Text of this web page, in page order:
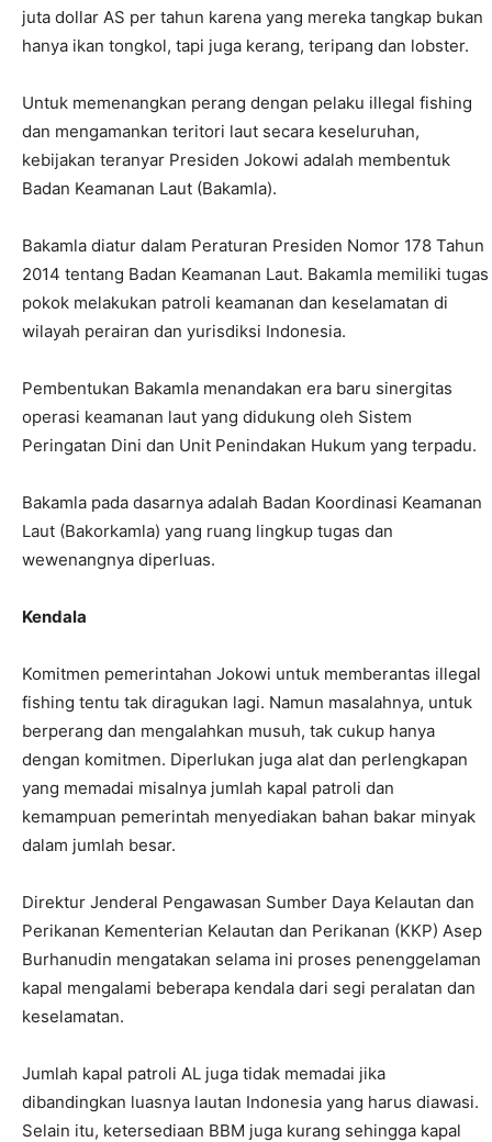
juta dollar AS per tahun karena yang mereka tangkap bukan
hanya ikan tongkol, tapi juga kerang, teripang dan lobster.
Untuk memenangkan perang dengan pelaku illegal fishing
dan mengamankan teritori laut secara keseluruhan,
kebijakan teranyar Presiden Jokowi adalah membentuk
Badan Keamanan Laut (Bakamla).
Bakamla diatur dalam Peraturan Presiden Nomor 178 Tahun
2014 tentang Badan Keamanan Laut. Bakamla memiliki tugas
pokok melakukan patroli keamanan dan keselamatan di
wilayah perairan dan yurisdiksi Indonesia.
Pembentukan Bakamla menandakan era baru sinergitas
operasi keamanan laut yang didukung oleh Sistem
Peringatan Dini dan Unit Penindakan Hukum yang terpadu.
Bakamla pada dasarnya adalah Badan Koordinasi Keamanan
Laut (Bakorkamla) yang ruang lingkup tugas dan
wewenangnya diperluas.
Kendala
Komitmen pemerintahan Jokowi untuk memberantas illegal
fishing tentu tak diragukan lagi. Namun masalahnya, untuk
berperang dan mengalahkan musuh, tak cukup hanya
dengan komitmen. Diperlukan juga alat dan perlengkapan
yang memadai misalnya jumlah kapal patroli dan
kemampuan pemerintah menyediakan bahan bakar minyak
dalam jumlah besar.
Direktur Jenderal Pengawasan Sumber Daya Kelautan dan
Perikanan Kementerian Kelautan dan Perikanan (KKP) Asep
Burhanudin mengatakan selama ini proses penenggelaman
kapal mengalami beberapa kendala dari segi peralatan dan
keselamatan.
Jumlah kapal patroli AL juga tidak memadai jika
dibandingkan luasnya lautan Indonesia yang harus diawasi.
Selain itu, ketersediaan BBM juga kurang sehingga kapal